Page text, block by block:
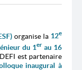
organise la 12e
du 1er au 16
est partenaire
inaugural à